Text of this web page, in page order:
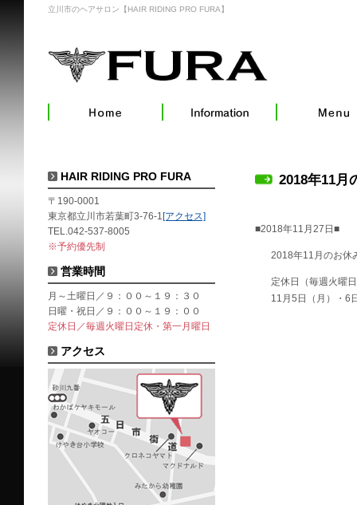
立川市のヘアサロン【HAIR RIDING PRO FURA】
2018年11月
■2018年11月27日■
2018年11月のお休
定休日（毎週火曜
11月5日（月）・6
HAIR RIDING PRO FURA
〒190-0001
東京都立川市若葉町3-76-1 [アクセス]
TEL.042-537-8005
※予約優先制
営業時間
月～土曜日／９：００～１９：３０
日曜・祝日／９：００～１９：００
定休日／毎週火曜日定休・第一月曜日
アクセス